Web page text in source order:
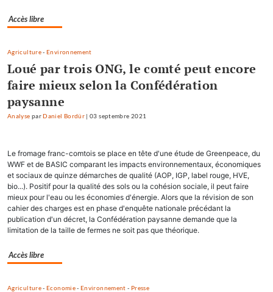
Accès libre
Agriculture- Environnement
Loué par trois ONG, le comté peut encore
faire mieux selon la Confédération
paysanne
Analyse par Daniel Bordür |03 septembre 2021
Le fromage franc-comtois se place en tête d'une étude de Greenpeace, du
WWF et de BASIC comparant les impacts environnementaux, économiques
et sociaux de quinze démarches de qualité (AOP, IGP, label rouge, HVE,
bio...). Positif pour la qualité des sols ou la cohésion sociale, il peut faire
mieux pour l'eau ou les économies d'énergie. Alors que la révision de son
cahier des charges est en phase d'enquête nationale précédant la
publication d'un décret, la Confédération paysanne demande que la
limitation de la taille de fermes ne soit pas que théorique.
Accès libre
Agriculture- Economie- Environnement - Presse